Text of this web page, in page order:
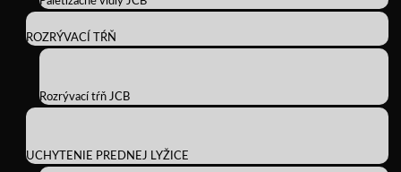
ROZRÝVACÍ TŔŇ
Rozrývací tŕň JCB
UCHYTENIE PREDNEJ LYŽICE